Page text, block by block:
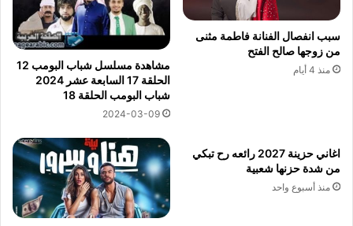
سبب انفصال الفنانة فاطمة مثنى
من زوجها صالح الفتح
منذ 4 أيام
مشاهدة مسلسل شباب البومب 12
الحلقة 17 السابعة عشر 2024
شباب البومب الحلقة 18
2024-03-09
اغاني حزينة 2027 رائعه رح تبكي
من شدة حزنها شعبية
منذ أسبوع واحد